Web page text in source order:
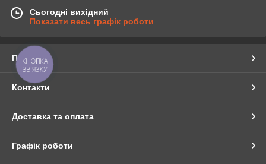
Сьогодні вихідний
Показати весь графік роботи
Про нас
Контакти
Доставка та оплата
Графік роботи
КНОПКА
ЗВ'ЯЗКУ